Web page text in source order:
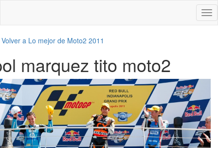
Volver a Lo mejor de Moto2 2011
marquez tito moto2